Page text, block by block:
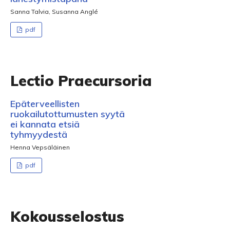
Sanna Talvia, Susanna Anglé
pdf
Lectio Praecursoria
Epäterveellisten
ruokailutottumusten syytä
ei kannata etsiä
tyhmyydestä
Henna Vepsäläinen
pdf
Kokousselostus